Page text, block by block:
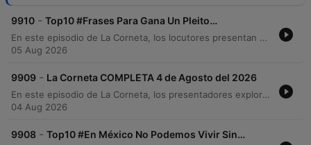
9910 - Top10 #Frases Para Gana Un Pleito…
En este episodio de La Corneta, los locutores presentan un top ten de frases humorísticas y provocadoras diseñadas para ganar una discusión o pleito. A través de un tono irreverente y cómico, recorren una lista que incluye desde respuestas sarcásticas sobre relaciones de pareja hasta comentarios mordaces sobre la edad y la lógica de los argumentos. El programa entrelaza las frases con anécdotas personales, reflexiones sobre la cultura popular mexicana y debates sobre la discreción y el comportamiento social. Es un recorrido de humor ácido que utiliza el absurdo para abordar situaciones cotidianas de conflicto.
05 Aug 2026
9909 - La Corneta COMPLETA 4 de Agosto del 2026
En este episodio de La Corneta, los presentadores exploran una fascinante mezcla de temas que van desde la posibilidad de bases extraterrestres en el volcán Popocatépetl, basada en estudios de Harvard, hasta debates sobre la apropiación cultural y la filosofía detrás del agnosticismo. A través de un lente humorístico, también analizan noticias insólitas como el robo de discos de oro en Canadá, el impacto de las redes sociales en las relaciones de pareja y una lista de elementos culturales esenciales para la vida en México, cerrando con reflexiones sobre costumbres domésticas y responsabilidad.
04 Aug 2026
9908 - Top10 #En México No Podemos Vivir Sin…